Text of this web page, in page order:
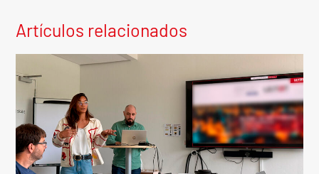
Artículos relacionados